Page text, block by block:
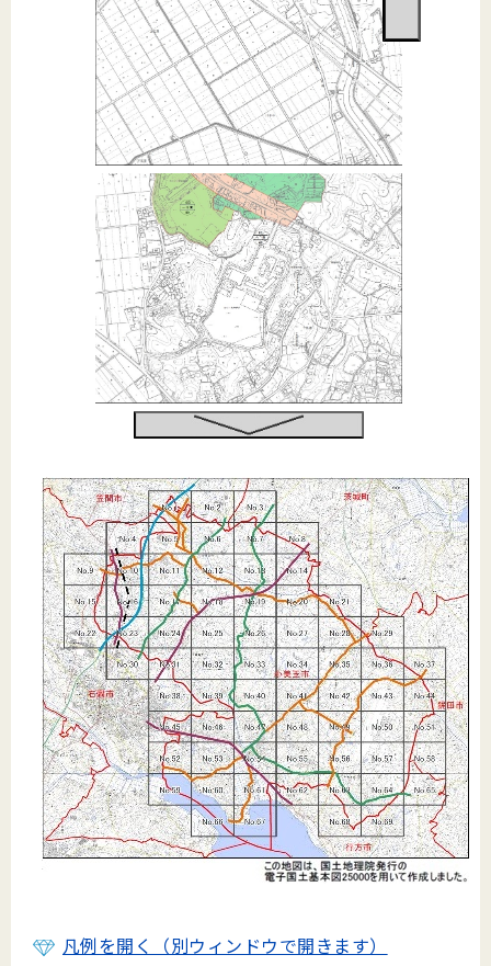
凡例を開く（別ウィンドウで開きます）